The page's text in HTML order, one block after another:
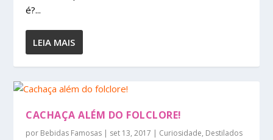
é?...
LEIA MAIS
CACHAÇA ALÉM DO FOLCLORE!
por Bebidas Famosas | set 13, 2017 | Curiosidade, Destilados